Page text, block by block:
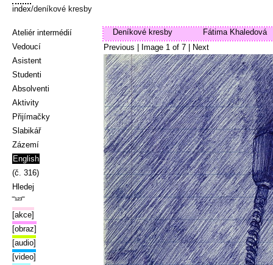
index/deníkové kresby
Ateliér intermédií
Vedoucí
Asistent
Studenti
Absolventi
Aktivity
Přijímačky
Slabikář
Zázemí
English
(č. 316)
Hledej
‾¹²³‾
[akce]
[obraz]
[audio]
[video]
Deníkové kresby
Fátima Khaledová
Previous | Image 1 of 7 Next